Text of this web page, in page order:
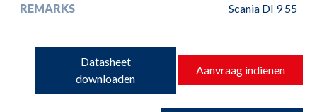
REMARKS Scania DI 9 55
Datasheet
downloaden
Aanvraag indienen